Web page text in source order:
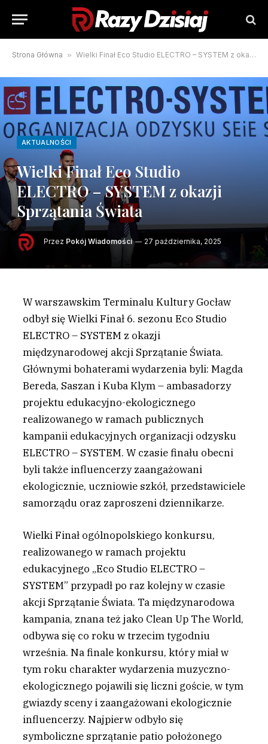
Strona Główna » Wielki Finał Eco Studio ELECTRO – SYSTEM z okazji Sprzątania Świata
AKTUALNOŚCI
Wielki Finał Eco Studio
ELECTRO – SYSTEM z okazji
Sprzątania Świata
Przez Pokój Wiadomości 27 października, 2025
W warszawskim Terminalu Kultury Gocław
odbył się Wielki Finał 6. sezonu Eco Studio
ELECTRO – SYSTEM z okazji
międzynarodowej akcji Sprzątanie Świata.
Głównymi bohaterami wydarzenia byli: Magda
Bereda, Saszan i Kuba Klym – ambasadorzy
projektu edukacyjno-ekologicznego
realizowanego w ramach publicznych
kampanii edukacyjnych organizacji odzysku
ELECTRO – SYSTEM. W czasie finału obecni
byli także influencerzy zaangażowani
ekologicznie, uczniowie szkół, przedstawiciele
samorządu oraz zaproszeni dziennikarze.
Wielki Finał ogólnopolskiego konkursu,
realizowanego w ramach projektu
edukacyjnego „Eco Studio ELECTRO –
SYSTEM” przypadł po raz kolejny w czasie
akcji Sprzątanie Świata. Tamiędzynarodowa
kampania, znana też jako Clean Up The World,
odbywa się co roku w trzecim tygodniu
września. Na finale konkursu, który miał w
tym roku charakter wydarzenia muzyczno-
ekologicznego pojawili się liczni goście, w tym
gwiazdy sceny i zaangażowani ekologicznie
influencerzy. Najpierw odbyło się
symboliczne sprzątanie patio położonego